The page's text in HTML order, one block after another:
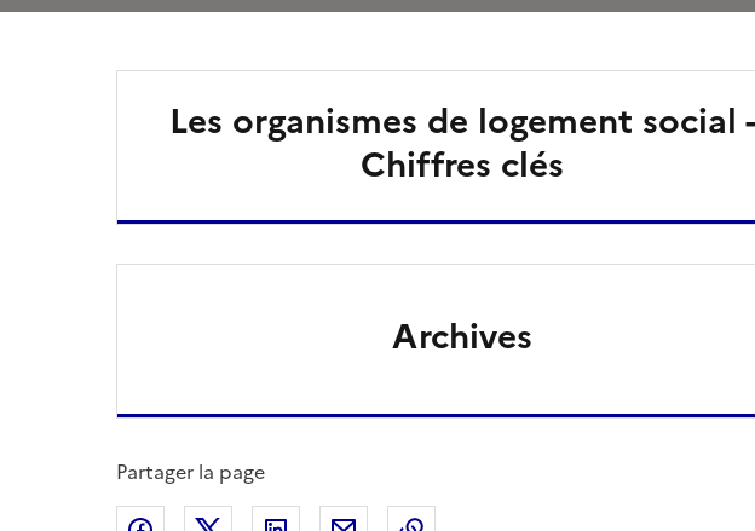
Les organismes de logement social -
Chiffres clés
Archives
Partager la page